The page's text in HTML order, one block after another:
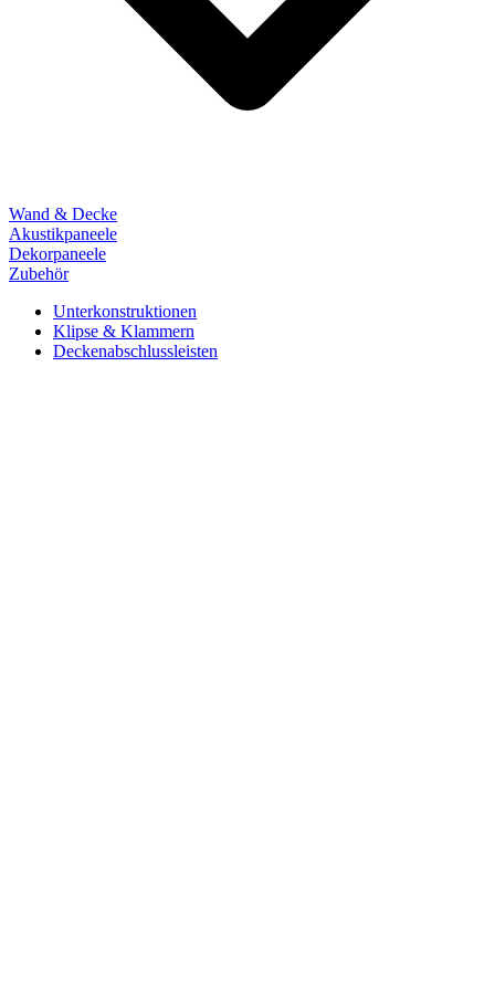
Wand & Decke
Akustikpaneele
Dekorpaneele
Zubehör
Unterkonstruktionen
Klipse & Klammern
Deckenabschlussleisten